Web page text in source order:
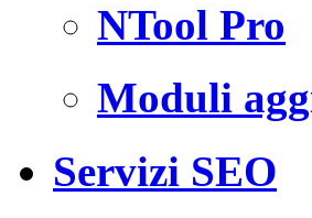
NTool Pro
Moduli
Servizi SEO